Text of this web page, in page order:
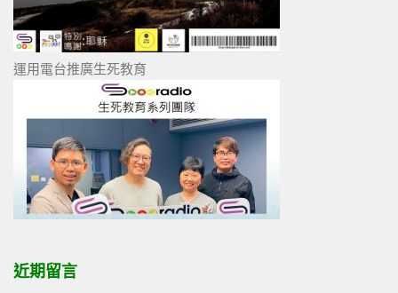
運用電台推廣生死教育
近期留言